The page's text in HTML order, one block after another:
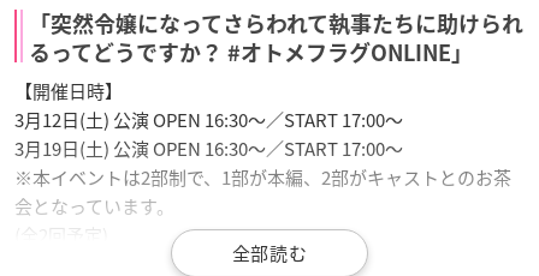
「突然令嬢になってさらわれて執事たちに助けられ
るってどうですか？ #オトメフラグONLINE」
【開催日時】
3月12日(土) 公演 OPEN 16:30～／START 17:00～
3月19日(土) 公演 OPEN 16:30～／START 17:00～
※本イベントは2部制で、1部が本編、2部がキャストとのお茶
会となっています。
(全2回予定)